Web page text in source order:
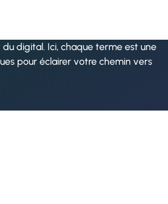
digital. Ici, chaque terme est une
pour éclairer votre chemin vers